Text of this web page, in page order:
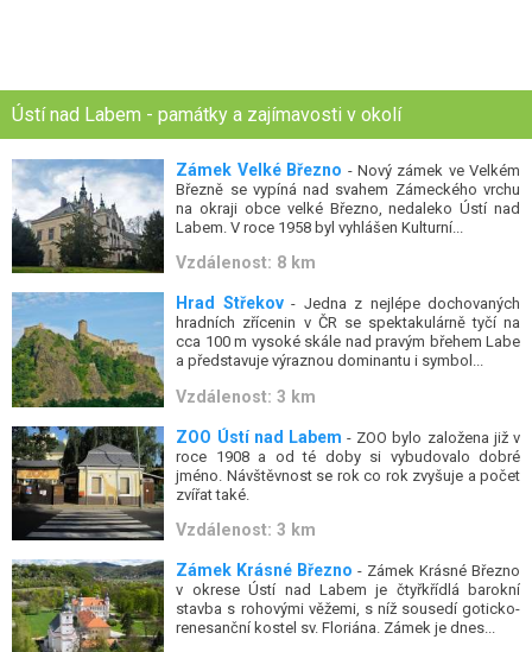
Ústí nad Labem - památky a zajímavosti v okolí
Zámek Velké Březno - Nový zámek ve Velkém
Březně se vypíná nad svahem Zámeckého vrchu
na okraji obce velké Březno, nedaleko Ústí nad
Labem. V roce 1958 byl vyhlášen Kulturní...
Vzdálenost: 8 km
Hrad Střekov- Jedna z nejlépe dochovaných
hradních zřícenin v ČR se spektakulárně tyčí na
cca 100 m vysoké skále nad pravým břehem Labe
a představuje výraznou dominantu i symbol...
Vzdálenost: 3 km
ZOO Ústí nad Labem - ZOO bylo založena již v
roce 1908 a od té doby si vybudovalo dobré
jméno. Návštěvnost se rok co rok zvyšuje a počet
zvířat také.
Vzdálenost: 3 km
Zámek Krásné Březno - Zámek Krásné Březno
v okrese Ústí nad Labem je čtyřkřídlá barokní
stavba s rohovými věžemi, s níž sousedí goticko-
renesanční kostel sv. Floriána. Zámek je dnes...